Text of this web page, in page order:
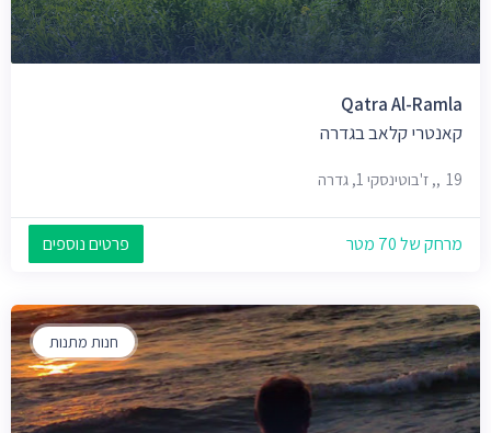
Qatra Al-Ramla
קאנטרי קלאב בגדרה
19,, ז'בוטינסקי 1, גדרה
מרחק של 70 מטר פרטים נוספים
חנות מתנות